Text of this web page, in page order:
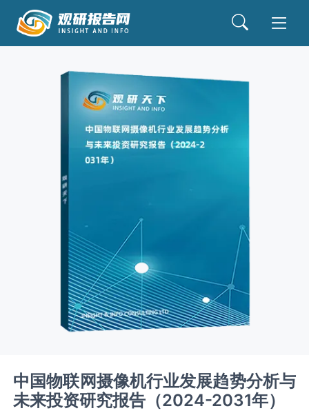
中国物联网摄像机行业发展趋势分析与
未来投资研究报告（2024-2031年）